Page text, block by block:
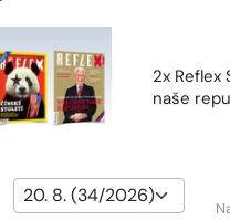
2x
naše